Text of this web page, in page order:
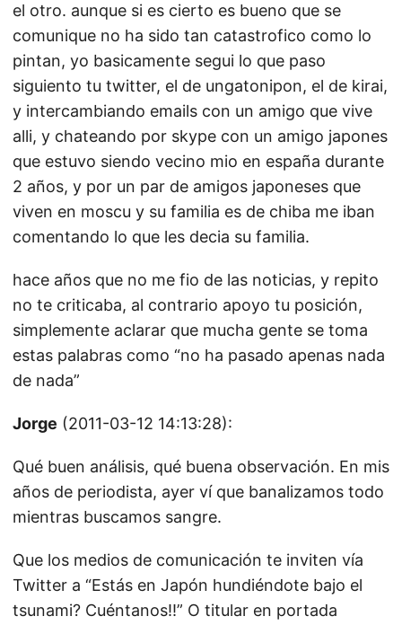
el otro. aunque si es cierto es bueno que se
comunique no ha sido tan catastrofico como lo
pintan, yo basicamente segui lo que paso
siguiento tu twitter, el de ungatonipon, el de kirai,
y intercambiando emails con un amigo que vive
alli, y chateando por skype con un amigo japones
que estuvo siendo vecino mio en españa durante
2 años, y por un par de amigos japoneses que
viven en moscu y su familia es de chiba me iban
comentando lo que les decia su familia.
hace años que no me fio de las noticias, y repito
no te criticaba, al contrario apoyo tu posición,
simplemente aclarar que mucha gente se toma
estas palabras como “no ha pasado apenas nada
de nada”
Jorge (2011-03-12 14:13:28):
Qué buen análisis, qué buena observación. En mis
años de periodista, ayer ví que banalizamos todo
mientras buscamos sangre.
Que los medios de comunicación te inviten vía
Twitter a “Estás en Japón hundiéndote bajo el
tsunami? Cuéntanos!!” O titular en portada